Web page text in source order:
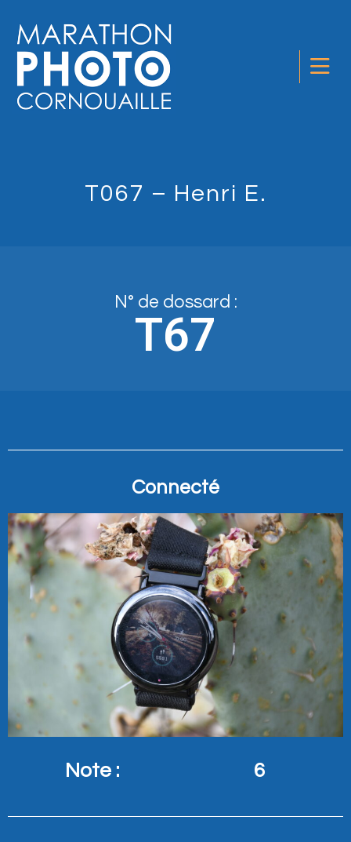
T067 – Henri E.
N° de dossard :
T67
Connecté
Note : 6